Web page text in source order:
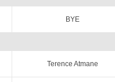
BYE
Terence Atmane